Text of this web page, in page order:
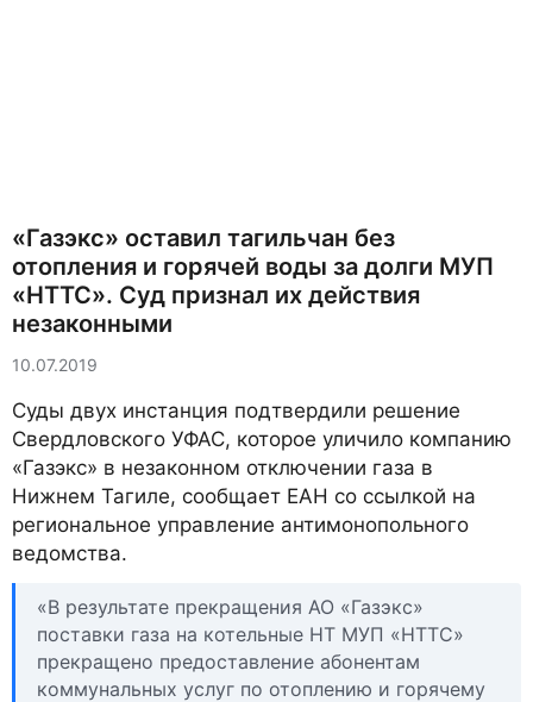
«Газэкс» оставил тагильчан без
отопления и горячей воды за долги МУП
«НТТС». Суд признал их действия
незаконными
10.07.2019
Суды двух инстанция подтвердили решение
Свердловского УФАС, которое уличило компанию
«Газэкс» в незаконном отключении газа в
Нижнем Тагиле, сообщает ЕАН со ссылкой на
региональное управление антимонопольного
ведомства.
«В результате прекращения АО «Газэкс»
поставки газа на котельные НТ МУП «НТТС»
прекращено предоставление абонентам
коммунальных услуг по отоплению и горячему